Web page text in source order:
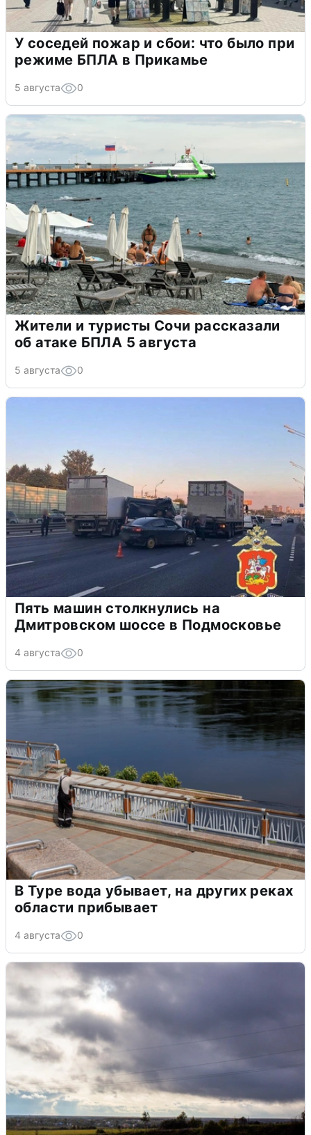
У соседей пожар и сбои: что было при
режиме БПЛА в Прикамье
5 августа 0
Жители и туристы Сочи рассказали
об атаке БПЛА 5 августа
5 августа 0
Пять машин столкнулись на
Дмитровском шоссе в Подмосковье
4 августа 0
В Туре вода убывает, на других реках
области прибывает
4 августа 0